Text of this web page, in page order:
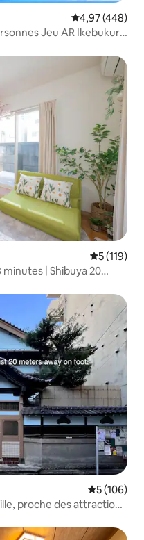
Évaluation
4,97 (448)
Jeu AR Ikebukuro
appréciés
Évaluation
5 (119)
minutes | Shibuya 20
appréciés
Évaluation
5 (106)
proche des attractions
lit large de 2